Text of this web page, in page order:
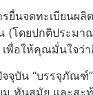
รยื่นจดทะเบียนผ
(โดยปกติประ
พื่อให้คุณมั่นใจ
จจุบัน “บรรจุภัณ
นสมัย และสะ